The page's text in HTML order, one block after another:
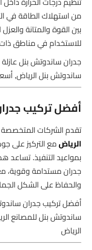
من استهلاك الطاقة في
بين القوة والمتانة
للاستخدام في مناطق
جدران ساندوتش بنل عازلة
ساندوتش بنل الرياض,
أفضل تركيب
تقدم الشركات
الرياضمع التركيز على
بمواعيد التنفيذ.
جدران مستدامة وقوية،
والحفاظ على الشكل
أفضل تركيب جدران
ساندوتش بنل للمصانع
الرياض